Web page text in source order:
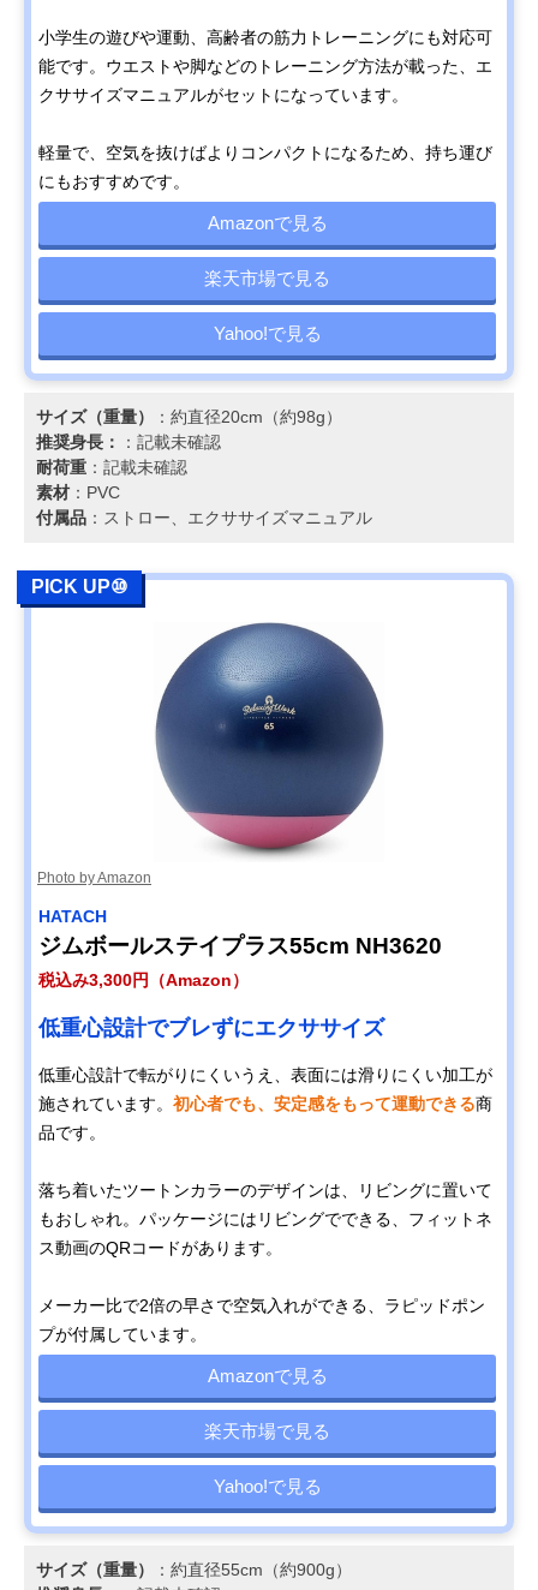
小学生の遊びや運動、高齢者の筋力トレーニングにも対応可
能です。ウエストや脚などのトレーニング方法が載った、エ
クササイズマニュアルがセットになっています。
軽量で、空気を抜けばよりコンパクトになるため、持ち運び
にもおすすめです。
Amazonで見る
楽天市場で見る
Yahoo!で見る
サイズ（重量）
：約直径20cm（約98g）
推奨身長：
：記載未確認
耐荷重 ：記載未確認
素材 ：PVC
付属品 ：ストロー、エクササイズマニュアル
PICK UP⑩
Photo by Amazon
HATACH
ジムボールステイプラス55cm NH3620
税込み3,300円（Amazon）
低重心設計でブレずにエクササイズ
低重心設計で転がりにくいうえ、表面には滑りにくい加工が
施されています。 初心者でも、安定感をもって運動できる商
品です。
落ち着いたツートンカラーのデザインは、リビングに置いて
もおしゃれ。パッケージにはリビングでできる、フィットネ
ス動画のQRコードがあります。
メーカー比で2倍の早さで空気入れができる、ラピッドポン
プが付属しています。
Amazonで見る
楽天市場で見る
Yahoo!で見る
サイズ（重量）
：約直径55cm（約900g）